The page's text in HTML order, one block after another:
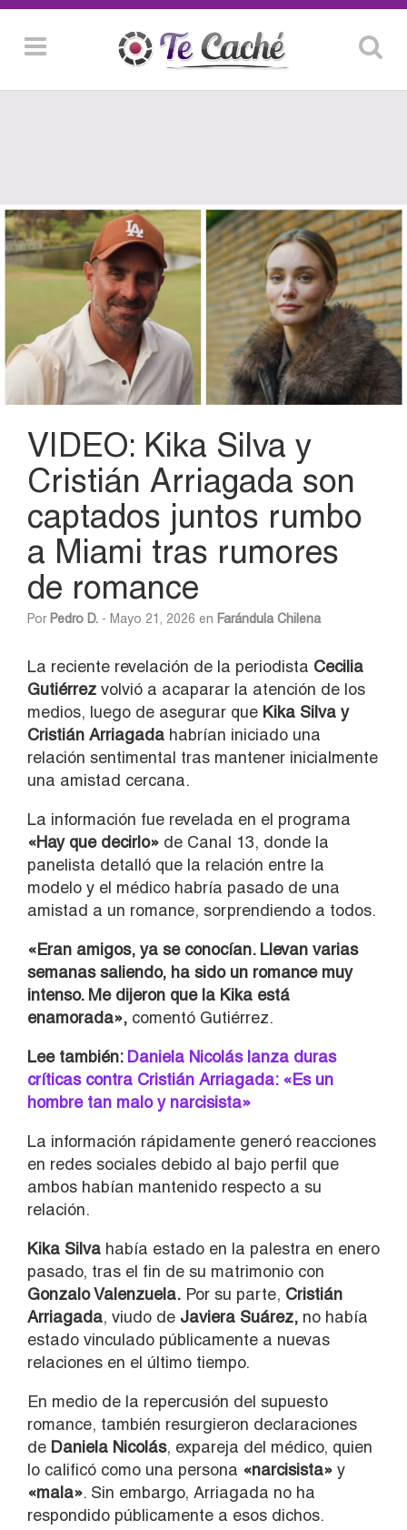
VIDEO: Kika Silva y
Cristián Arriagada son
captados juntos rumbo
a Miami tras rumores
de romance
Por Pedro D. - Mayo 21, 2026 en Farándula Chilena
La reciente revelación de la periodista Cecilia
Gutiérrez volvió a acaparar la atención de los
medios, luego de asegurar que Kika Silva y
Cristián Arriagada habrían iniciado una
relación sentimental tras mantener inicialmente
una amistad cercana.
La información fue revelada en el programa
«Hay que decirlo» de Canal 13, donde la
panelista detalló que la relación entre la
modelo y el médico habría pasado de una
amistad a un romance, sorprendiendo a todos.
«Eran amigos, ya se conocían. Llevan varias
semanas saliendo, ha sido un romance muy
intenso. Me dijeron que la Kika está
enamorada», comentó Gutiérrez.
Lee también: Daniela Nicolás lanza duras
críticas contra Cristián Arriagada: «Es un
hombre tan malo y narcisista»
La información rápidamente generó reacciones
en redes sociales debido al bajo perfil que
ambos habían mantenido respecto a su
relación.
Kika Silva había estado en la palestra en enero
pasado, tras el fin de su matrimonio con
Gonzalo Valenzuela. Por su parte, Cristián
Arriagada, viudo de Javiera Suárez, no había
estado vinculado públicamente a nuevas
relaciones en el último tiempo.
En medio de la repercusión del supuesto
romance, también resurgieron declaraciones
de Daniela Nicolás, expareja del médico, quien
lo calificó como una persona «narcisista» y
«mala». Sin embargo, Arriagada no ha
respondido públicamente a esos dichos.